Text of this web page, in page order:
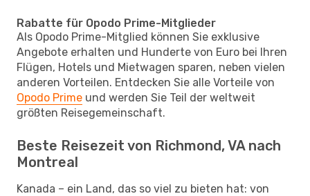
Rabatte für Opodo Prime-Mitglieder
Als Opodo Prime-Mitglied können Sie exklusive
Angebote erhalten und Hunderte von Euro bei Ihren
Flügen, Hotels und Mietwagen sparen, neben vielen
anderen Vorteilen. Entdecken Sie alle Vorteile von
Opodo Prime und werden Sie Teil der weltweit
größten Reisegemeinschaft.
Beste Reisezeit von Richmond, VA nach
Montreal
Kanada – ein Land, das so viel zu bieten hat: von